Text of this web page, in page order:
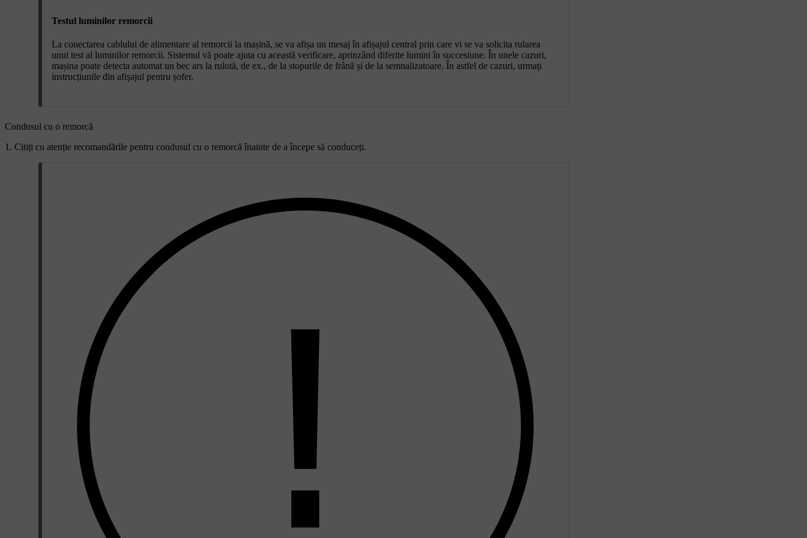
Testul luminilor remorcii
La conectarea cablului de alimentare al remorcii la mașină, se va afișa un mesaj în afișajul central prin care vi se va solicita rularea
unui test al luminilor remorcii. Sistemul vă poate ajuta cu această verificare, aprinzând diferite lumini în succesiune. În unele cazuri,
mașina poate detecta automat un bec ars la rulotă, de ex., de la stopurile de frână și de la semnalizatoare. În astfel de cazuri, urmați
instrucțiunile din afișajul pentru șofer.
Condusul cu o remorcă
Citiți cu atenție recomandările pentru condusul cu o remorcă înainte de a începe să conduceți.